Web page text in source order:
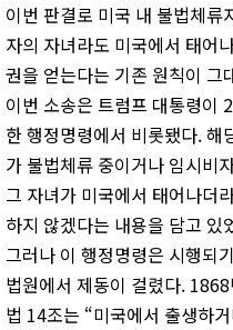
이번 판결로 미국 내 불법체류
자의 자녀라도 미국에서 태어
권을 얻는다는 기존 원칙이 그
이번 소송은 트럼프 대통령이
한 행정명령에서 비롯됐다. 해
가 불법체류 중이거나 임시비
그 자녀가 미국에서 태어나더
하지 않겠다는 내용을 담고 있
그러나 이 행정명령은 시행되
법원에서 제동이 걸렸다.
법 14조는 “미국에서 출생하